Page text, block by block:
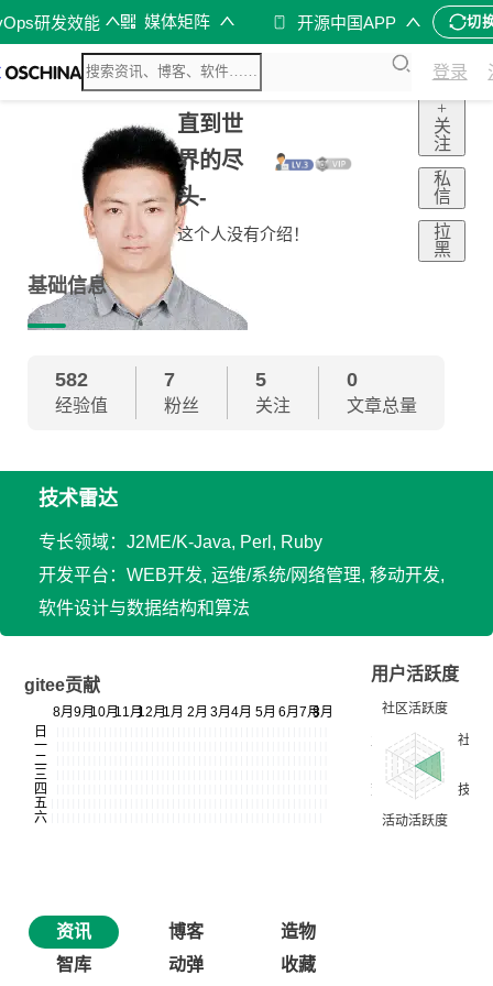
研发效能 媒体矩阵 开源中国APP 切
登录
直到世
界的尽
头-
这个人没有介绍！
+
关
注
私
信
拉
黑
基础信息
582
经验值
7
粉丝
5
关注
0
文章总量
技术雷达
专长领域：J2ME/K-Java, Perl, Ruby
开发平台：WEB开发, 运维/系统/网络管理, 移动开发,
软件设计与数据结构和算法
gitee贡献
用户活跃度
资讯 博客
造物
智库
动弹 收藏